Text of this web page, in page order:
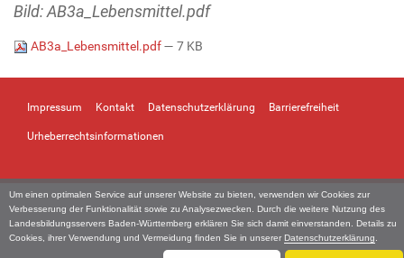
Um einen optimalen Service auf unserer Website zu bieten, verwenden wir Cookies zur
Verbesserung der Funktionalität sowie zu Analysezwecken. Durch die weitere Nutzung des
Landesbildungsservers Baden-Württemberg erklären Sie sich damit einverstanden. Details zu
Cookies, ihrer Verwendung und Vermeidung finden Sie in unserer Datenschutzerklärung
Bild: AB3a_Lebensmittel.pdf
AB3a_Lebensmittel.pdf— 7 KB
Impressum Kontakt Datenschutzerklärung Barrierefreiheit
Urheberrechtsinformationen